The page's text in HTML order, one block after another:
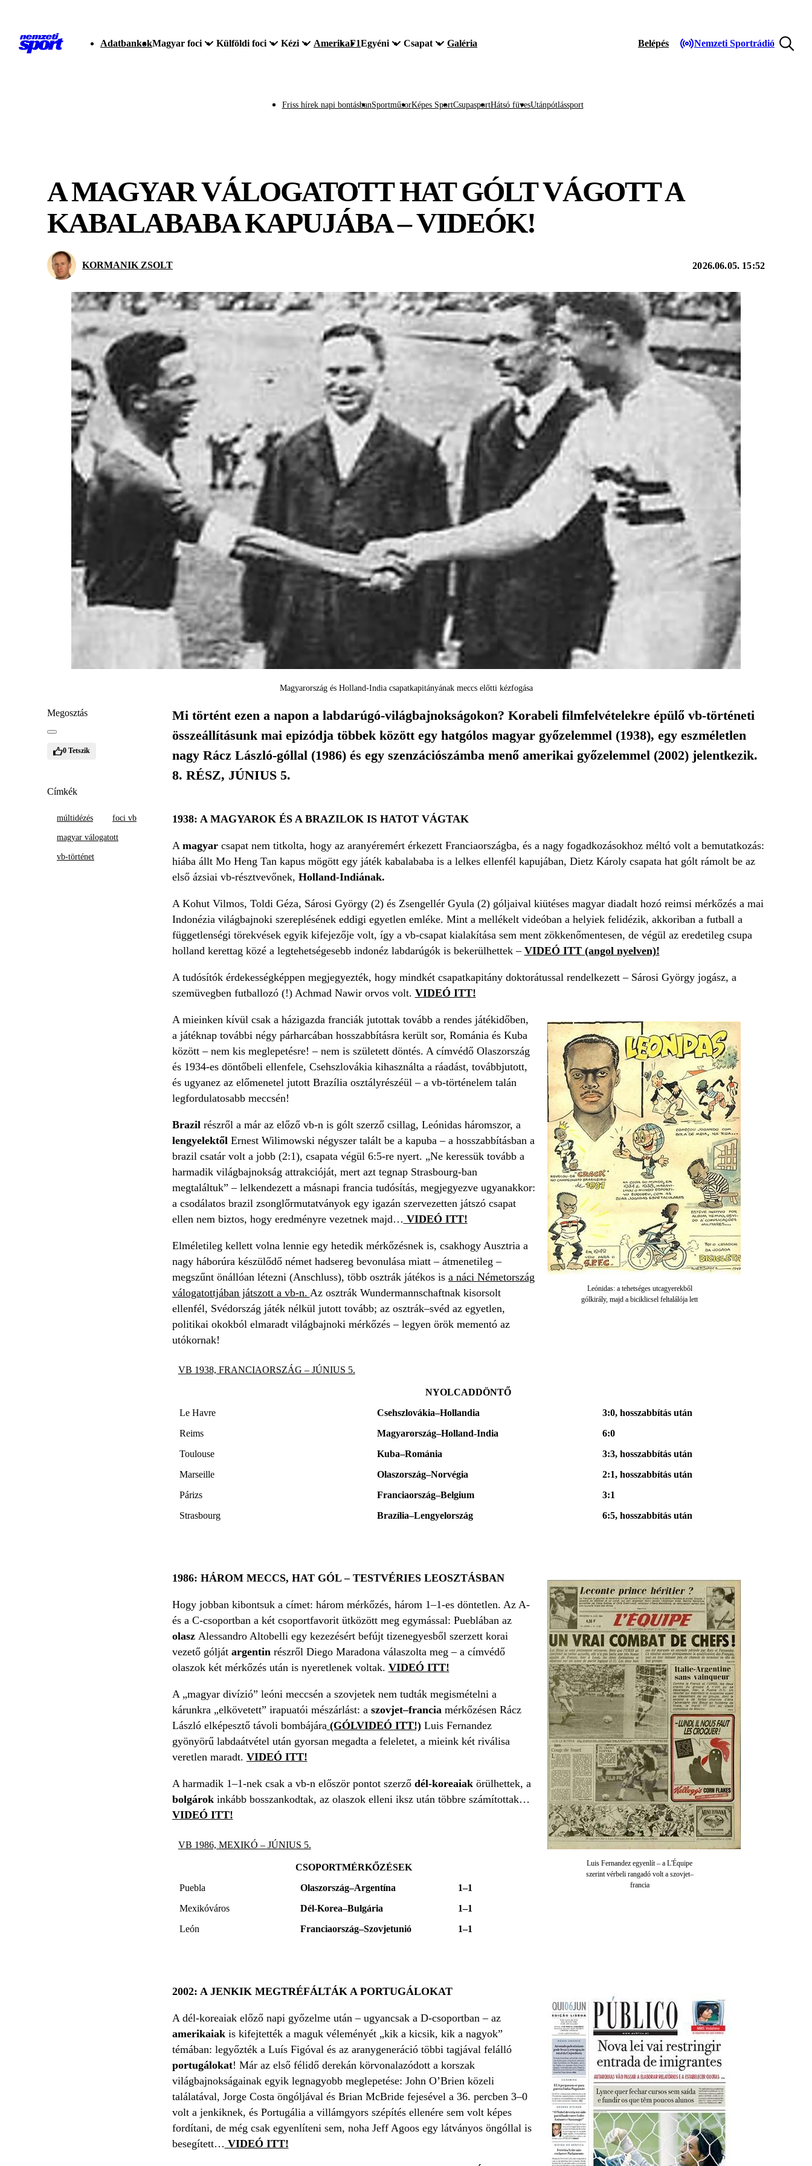
AdatbankokMagyar foci Külföldi foci Kézi AmerikaF1Egyéni Csapat Galéria Belépés Nemzeti Sportrádió
Friss hírek napi bontásbanSportműsorKépes SportCsupasportHátsó füvesUtánpótlássport
A MAGYAR VÁLOGATOTT HAT GÓLT VÁGOTT A
KABALABABA KAPUJÁBA – VIDEÓK!
KORMANIK ZSOLT 2026.06.05. 15:52
Magyarország és Holland-India csapatkapitányának meccs előtti kézfogása
Megosztás
0 Tetszik
Címkék
múltidézés foci vb
magyar válogatott
vb-történet
Mi történt ezen a napon a labdarúgó-világbajnokságokon? Korabeli filmfelvételekre épülő vb-történeti
összeállításunk mai epizódja többek között egy hatgólos magyar győzelemmel (1938), egy eszméletlen
nagy Rácz László-góllal (1986) és egy szenzációszámba menő amerikai győzelemmel (2002) jelentkezik.
8. RÉSZ, JÚNIUS 5.
1938: A MAGYAROK ÉS A BRAZILOK IS HATOT VÁGTAK
A magyar csapat nem titkolta, hogy az aranyéremért érkezett Franciaországba, és a nagy fogadkozásokhoz méltó volt a bemutatkozás:
hiába állt Mo Heng Tan kapus mögött egy játék kabalababa is a lelkes ellenfél kapujában, Dietz Károly csapata hat gólt rámolt be az
első ázsiai vb-résztvevőnek, Holland-Indiának.
A Kohut Vilmos, Toldi Géza, Sárosi György (2) és Zsengellér Gyula (2) góljaival kiütéses magyar diadalt hozó reimsi mérkőzés a mai
Indonézia világbajnoki szereplésének eddigi egyetlen emléke. Mint a mellékelt videóban a helyiek felidézik, akkoriban a futball a
függetlenségi törekvések egyik kifejezője volt, így a vb-csapat kialakítása sem ment zökkenőmentesen, de végül az eredetileg csupa
holland kerettag közé a legtehetségesebb indonéz labdarúgók is bekerülhettek – VIDEÓ ITT (angol nyelven)!
A tudósítók érdekességképpen megjegyezték, hogy mindkét csapatkapitány doktorátussal rendelkezett – Sárosi György jogász, a
szemüvegben futballozó (!) Achmad Nawir orvos volt. VIDEÓ ITT!
Leónidas: a tehetséges utcagyerekből
gólkirály, majd a biciklicsel feltalálója lett
A mieinken kívül csak a házigazda franciák jutottak tovább a rendes játékidőben,
a játéknap további négy párharcában hosszabbításra került sor, Románia és Kuba
között – nem kis meglepetésre! – nem is született döntés. A címvédő Olaszország
és 1934-es döntőbeli ellenfele, Csehszlovákia kihasználta a ráadást, továbbjutott,
és ugyanez az előmenetel jutott Brazília osztályrészéül – a vb-történelem talán
legfordulatosabb meccsén!
Brazil részről a már az előző vb-n is gólt szerző csillag, Leónidas háromszor, a
lengyelektől Ernest Wilimowski négyszer talált be a kapuba – a hosszabbításban a
brazil csatár volt a jobb (2:1), csapata végül 6:5-re nyert. „Ne keressük tovább a
harmadik világbajnokság attrakcióját, mert azt tegnap Strasbourg-ban
megtaláltuk” – lelkendezett a másnapi francia tudósítás, megjegyezve ugyanakkor:
a csodálatos brazil zsonglőrmutatványok egy igazán szervezetten játszó csapat
ellen nem biztos, hogy eredményre vezetnek majd… VIDEÓ ITT!
Elméletileg kellett volna lennie egy hetedik mérkőzésnek is, csakhogy Ausztria a
nagy háborúra készülődő német hadsereg bevonulása miatt – átmenetileg –
megszűnt önállóan létezni (Anschluss), több osztrák játékos is a náci Németország
válogatottjában játszott a vb-n. Az osztrák Wundermannschaftnak kisorsolt
ellenfél, Svédország játék nélkül jutott tovább; az osztrák–svéd az egyetlen,
politikai okokból elmaradt világbajnoki mérkőzés – legyen örök mementó az
utókornak!
NYOLCADDÖNTŐ
Le Havre
Csehszlovákia–Hollandia
3:0, hosszabbítás után
Reims
Magyarország–Holland-India
6:0
Toulouse
Kuba–Románia
3:3, hosszabbítás után
Marseille
Olaszország–Norvégia
2:1, hosszabbítás után
Párizs
Franciaország–Belgium
3:1
Strasbourg
Brazília–Lengyelország 6:5, hosszabbítás után
VB 1938, FRANCIAORSZÁG – JÚNIUS 5.
Luis Fernandez egyenlít – a L'Équipe
szerint vérbeli rangadó volt a szovjet–
francia
1986: HÁROM MECCS, HAT GÓL – TESTVÉRIES LEOSZTÁSBAN
Hogy jobban kibontsuk a címet: három mérkőzés, három 1–1-es döntetlen. Az A-
és a C-csoportban a két csoportfavorit ütközött meg egymással: Pueblában az
olasz Alessandro Altobelli egy kezezésért befújt tizenegyesből szerzett korai
vezető gólját argentin részről Diego Maradona válaszolta meg – a címvédő
olaszok két mérkőzés után is nyeretlenek voltak. VIDEÓ ITT!
A „magyar divízió” leóni meccsén a szovjetek nem tudták megismételni a
kárunkra „elkövetett” irapuatói mészárlást: a szovjet–francia mérkőzésen Rácz
László elképesztő távoli bombájára (GÓLVIDEÓ ITT!)Luis Fernandez
gyönyörű labdaátvétel után gyorsan megadta a feleletet, a mieink két riválisa
veretlen maradt. VIDEÓ ITT!
A harmadik 1–1-nek csak a vb-n először pontot szerző dél-koreaiakörülhettek, a
bolgárok inkább bosszankodtak, az olaszok elleni iksz után többre számítottak…
VIDEÓ ITT!
CSOPORTMÉRKŐZÉSEK
Puebla
Olaszország–Argentína
1–1
Mexikóváros
Dél-Korea–Bulgária
1–1
León
Franciaország–Szovjetunió 1–1
VB 1986, MEXIKÓ – JÚNIUS 5.
2002: A JENKIK MEGTRÉFÁLTÁK A PORTUGÁLOKAT
A dél-koreaiak előző napi győzelme után – ugyancsak a D-csoportban – az
amerikaiak is kifejtették a maguk véleményét „kik a kicsik, kik a nagyok”
témában: legyőzték a Luís Figóval és az aranygeneráció többi tagjával felálló
portugálokat! Már az első félidő derekán körvonalazódott a korszak
világbajnokságainak egyik legnagyobb meglepetése: John O’Brien közeli
találatával, Jorge Costa öngóljával és Brian McBride fejesével a 36. percben 3–0
volt a jenkiknek, és Portugália a villámgyors szépítés ellenére sem volt képes
fordítani, de még csak egyenlíteni sem, noha Jeff Agoos egy látványos öngóllal is
besegített… VIDEÓ ITT!